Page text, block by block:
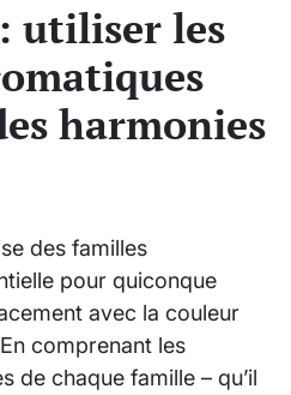
utiliser les
harmonies
des familles
pour quiconque
avec la couleur
comprenant les
de chaque famille – qu’il